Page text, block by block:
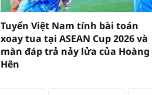
Tuyển Việt Nam tính bài toán
xoay tua tại ASEAN Cup 2026 và
màn đáp trả nảy lửa của Hoàng
Hên